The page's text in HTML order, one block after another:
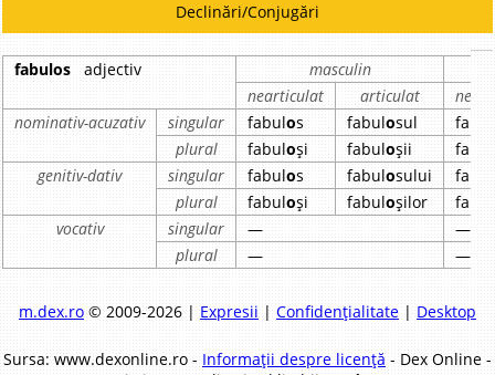
Declinări/Conjugări
fabulos adjectiv
masculin
nearticulat
articulat
nominativ-acuzativ
singular fabulos fabulosul
plural
fabuloși fabuloșii
genitiv-dativ
singular fabulos fabulosului
plural
fabuloși fabuloșilor
vocativ
singular —
—
plural
— —
m.dex.ro© 2009-2026 | Expresii | Confidențialitate| Desktop
Sursa: www.dexonline.ro - Informații despre licență - Dex Online -